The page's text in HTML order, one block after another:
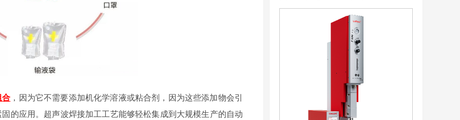
，因为它不需要添加机化学溶液或粘合剂，因为这些添加物会引
的应用。超声波焊接加工工艺能够轻松集成到大规模生产的自动